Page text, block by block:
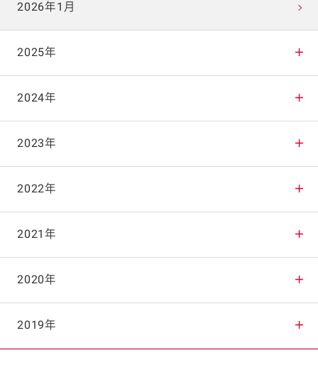
2026年1月
2025年
2025年12月
2025年11月
2025年10月
2025年9月
2025年8月
2025年7月
2024年
2024年12月
2024年11月
2024年10月
2024年9月
2024年8月
2023年
2023年12月
2023年11月
2023年10月
2023年9月
2022年
2022年12月
2022年11月
2022年10月
2021年
2021年12月
2021年11月
2020年
2020年12月
2019年